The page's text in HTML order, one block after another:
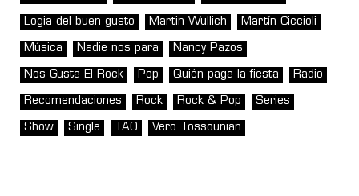
Logia del buen gusto Martin Wullich Martín Ciccioli
Música Nadie nos para Nancy Pazos
Nos Gusta El Rock Pop Quién paga la fiesta Radio
Recomendaciones Rock Rock & Pop Series
Show Single TAO Vero Tossounian